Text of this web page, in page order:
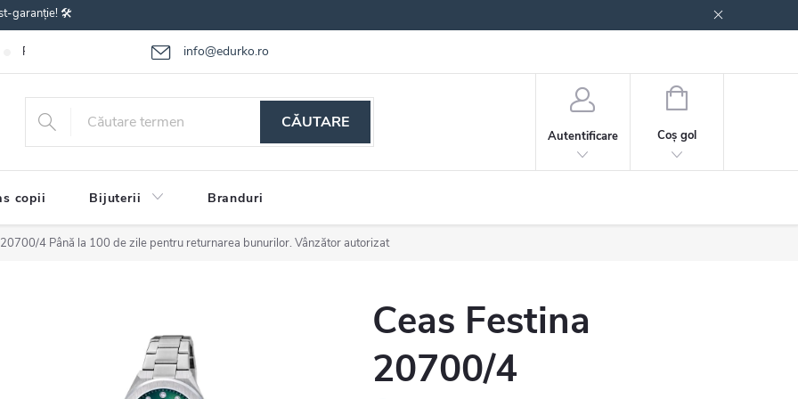
garanție! 🛠️
info@edurko.ro
Reclamațiile bunurilor Întrebări frecvente
CĂUTARE
Autentificare
COŞ
CUMPĂRĂTURI
Coş gol
copii Bijuterii Branduri
20700/4 Până la 100 de zile pentru returnarea bunurilor. Vânzător autorizat
Ceas Festina
20700/4